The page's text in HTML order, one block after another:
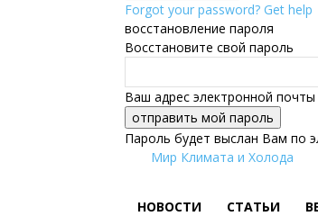
Forgot your password? Get help
восстановление пароля
Восстановите свой пароль
Ваш адрес электронной почты
Пароль будет выслан Вам по
Мир Климата и Холода
НОВОСТИ СТАТЬИ